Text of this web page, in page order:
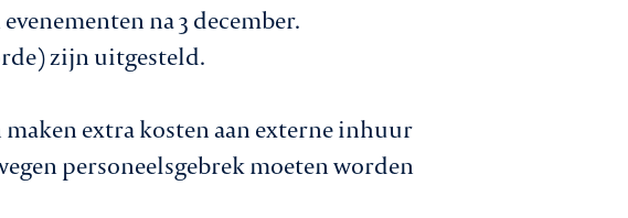
na 3 december.
zijn uitgesteld.
maken extra kosten aan externe inhuur
personeelsgebrek moeten worden